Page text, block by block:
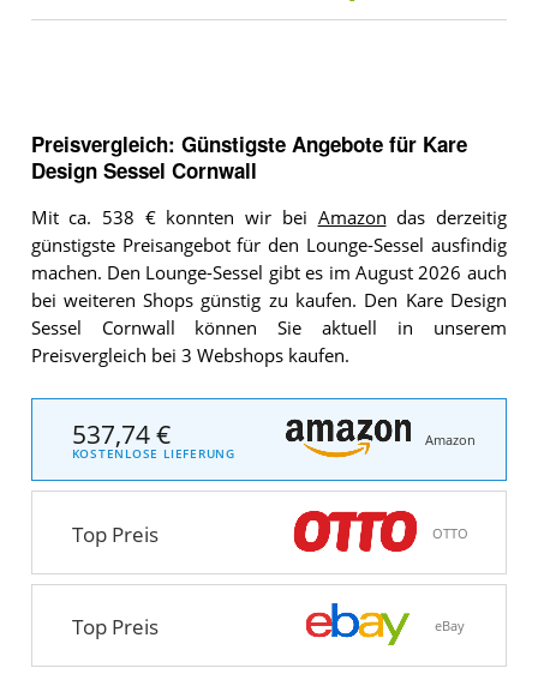
Preisvergleich: Günstigste Angebote für Kare
Design Sessel Cornwall
Mit ca. 538 € konnten wir bei Amazon das derzeitig
günstigste Preisangebot für den Lounge-Sessel ausfindig
machen. Den Lounge-Sessel gibt es im August 2026 auch
bei weiteren Shops günstig zu kaufen. Den Kare Design
Sessel Cornwall können Sie aktuell in unserem
Preisvergleich bei 3 Webshops kaufen.
537,74 €
KOSTENLOSE LIEFERUNG
Amazon
Top Preis OTTO
Top Preis eBay